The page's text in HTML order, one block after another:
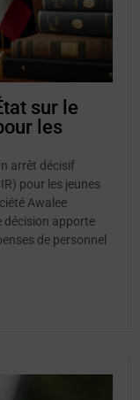
sur le
les
arrêt décisif
pour les jeunes
Awalee
décision apporte
de personnel